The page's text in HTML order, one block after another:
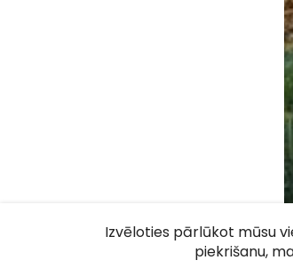
Izvēloties pārlūkot mūsu
piekrišanu,